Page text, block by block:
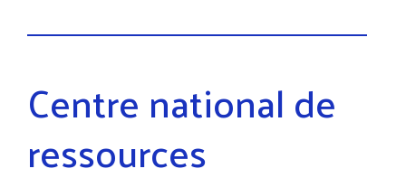
Centre national de
ressources